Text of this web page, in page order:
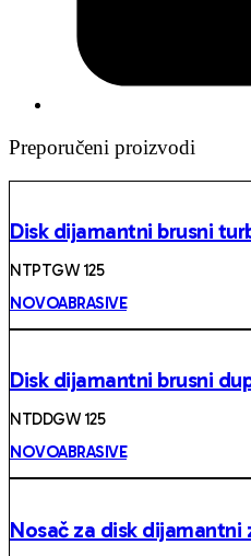
Preporučeni proizvodi
Disk dijamantni brusni
NTPTGW 125
NOVOABRASIVE
Disk dijamantni brusni
NTDDGW 125
NOVOABRASIVE
Nosač za disk dijamantni